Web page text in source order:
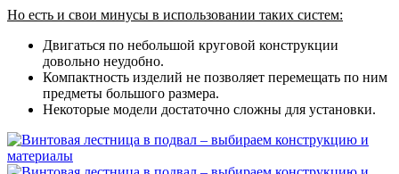
Но есть и свои минусы в использовании таких систем:
Двигаться по небольшой круговой конструкции
довольно неудобно.
Компактность изделий не позволяет перемещать по ним
предметы большого размера.
Некоторые модели достаточно сложны для установки.